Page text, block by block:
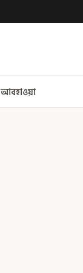
আবহাওয়া